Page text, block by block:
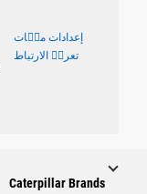
إعدادات ملٝات
تعريٝ الارتباط
Caterpillar Brands